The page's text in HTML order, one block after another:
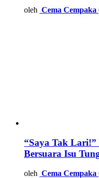
oleh Cema Cempaka
“Saya Tak
Bersuara Isu
oleh Cema Cempaka